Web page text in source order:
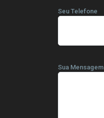
Seu Telefone
Sua Mensagem